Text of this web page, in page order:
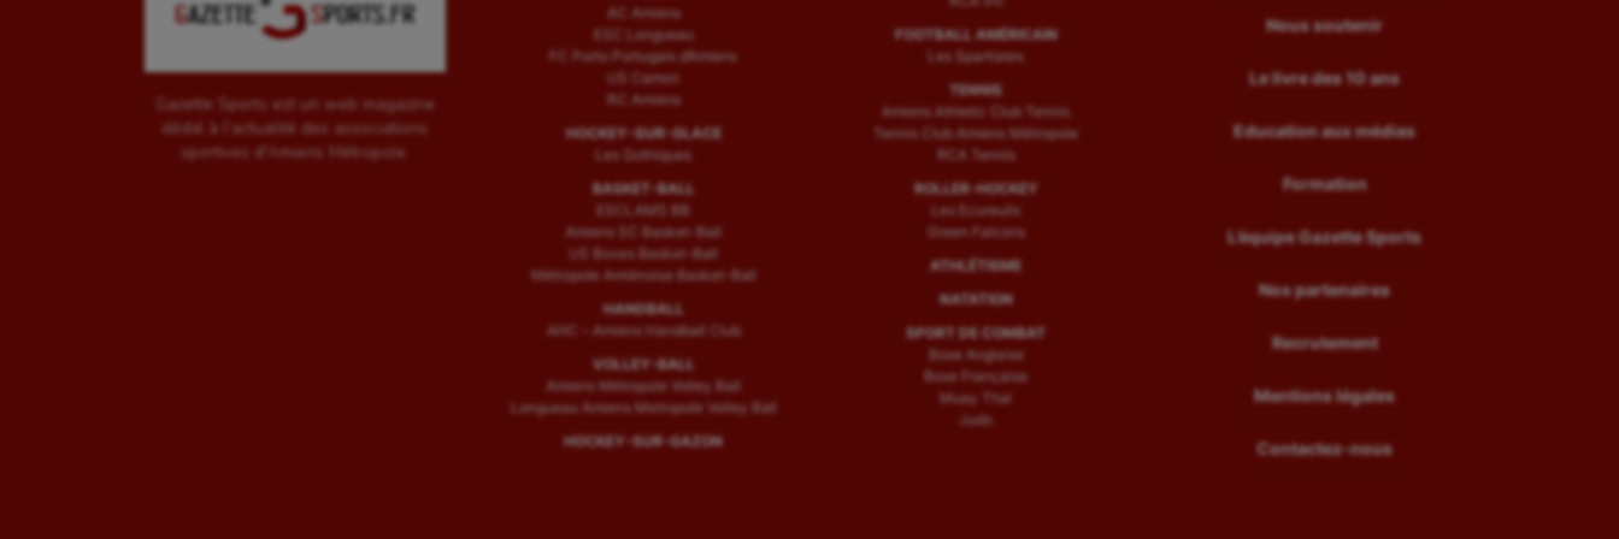
Gazette Sports est un web magazine
dédié à l'actualité des associations
sportives d'Amiens Métropole.
AC Amiens
ESC Longueau
FC Porto Portugais d’Amiens
US Camon
RC Amiens
HOCKEY-SUR-GLACE
Les Gothiques
BASKET-BALL
ESCLAMS BB
Amiens SC Basket-Ball
US Boves Basket-Ball
Métropole Amiénoise Basket-Ball
HANDBALL
AHC – Amiens Handball Club
VOLLEY-BALL
Amiens Métropole Volley Ball
Longueau Amiens Metropole Volley Ball
HOCKEY-SUR-GAZON
FOOTBALL AMÉRICAIN
Les Spartiates
TENNIS
Amiens Athletic Club Tennis
Tennis Club Amiens Métropole
RCA Tennis
ROLLER-HOCKEY
Les Ecureuils
Green Falcons
ATHLÉTISME
NATATION
SPORT DE COMBAT
Boxe Anglaise
Boxe Française
Muay Thaï
Judo
Nous soutenir
Le livre des 10 ans
Education aux médias
Formation
L’équipe Gazette Sports
Nos partenaires
Recrutement
Mentions légales
Contactez-nous